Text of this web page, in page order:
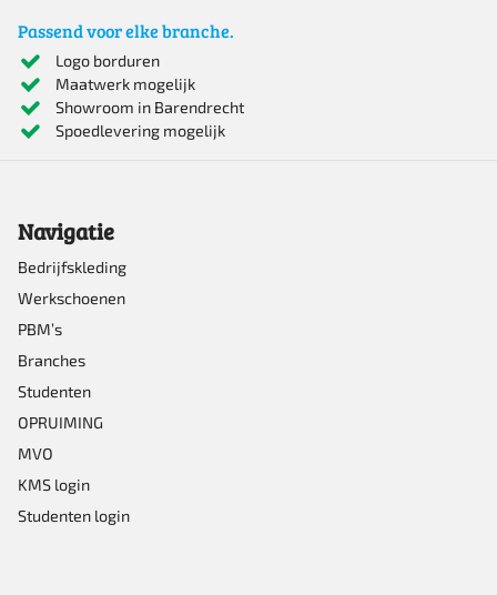
Passend voor elke branche.
Logo borduren
Maatwerk mogelijk
Showroom in Barendrecht
Spoedlevering mogelijk
Navigatie
Bedrijfskleding
Werkschoenen
PBM’s
Branches
Studenten
OPRUIMING
MVO
KMS login
Studenten login